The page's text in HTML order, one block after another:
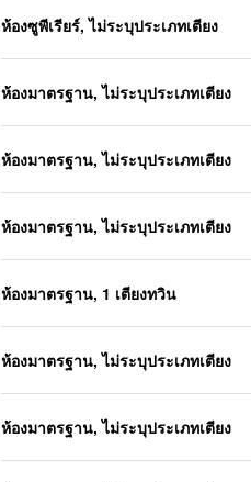
ห้องซูพีเรียร์, ไม่ระบุประเภทเตียง
ห้องมาตรฐาน, ไม่ระบุประเภทเตียง
ห้องมาตรฐาน, ไม่ระบุประเภทเตียง
ห้องมาตรฐาน, ไม่ระบุประเภทเตียง
ห้องมาตรฐาน, 1 เตียงทวิน
ห้องมาตรฐาน, ไม่ระบุประเภทเตียง
ห้องมาตรฐาน, ไม่ระบุประเภทเตียง